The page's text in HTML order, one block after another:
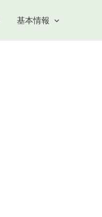
基本情報